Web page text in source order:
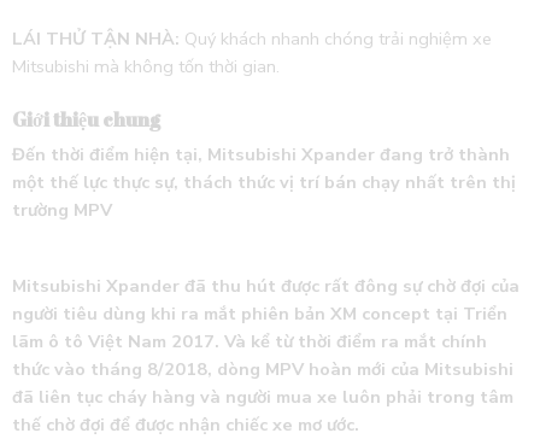
LÁI THỬ TẬN NHÀ: Quý khách nhanh chóng trải nghiệm xe
Mitsubishi mà không tốn thời gian.
Giới thiệu chung
Đến thời điểm hiện tại, Mitsubishi Xpander đang trở thành
một thế lực thực sự, thách thức vị trí bán chạy nhất trên thị
trường MPV
Mitsubishi Xpander đã thu hút được rất đông sự chờ đợi của
người tiêu dùng khi ra mắt phiên bản XM concept tại Triển
lãm ô tô Việt Nam 2017. Và kể từ thời điểm ra mắt chính
thức vào tháng 8/2018, dòng MPV hoàn mới của Mitsubishi
đã liên tục cháy hàng và người mua xe luôn phải trong tâm
thế chờ đợi để được nhận chiếc xe mơ ước.